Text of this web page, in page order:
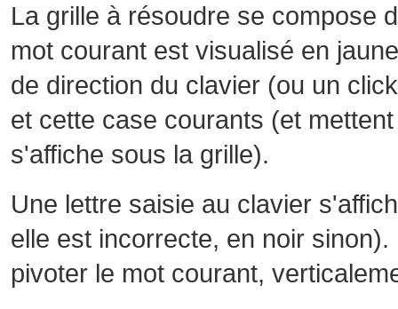
La grille à résoudre se compose
mot courant est visualisé en
de direction du clavier (ou un
et cette case courants (et
s'affiche sous la grille).
Une lettre saisie au clavier
elle est incorrecte, en noir
pivoter le mot courant,